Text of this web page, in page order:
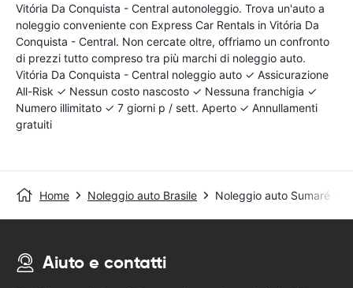
Vitória Da Conquista - Central autonoleggio. Trova un'auto a
noleggio conveniente con Express Car Rentals in Vitória Da
Conquista - Central. Non cercate oltre, offriamo un confronto
di prezzi tutto compreso tra più marchi di noleggio auto.
Vitória Da Conquista - Central noleggio auto ✓ Assicurazione
All-Risk ✓ Nessun costo nascosto ✓ Nessuna franchigia ✓
Numero illimitato ✓ 7 giorni p / sett. Aperto ✓ Annullamenti
gratuiti
Home Noleggio auto Brasile Noleggio auto Sumaré -
Aiuto e contatti